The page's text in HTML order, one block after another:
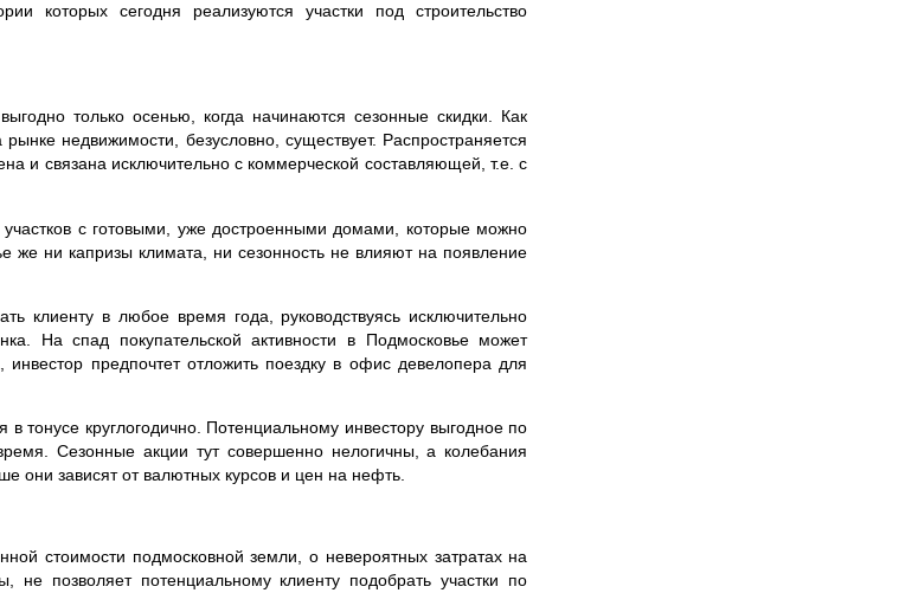
которых сегодня реализуются участки под строительство
только осенью, когда начинаются сезонные скидки. Как
недвижимости, безусловно, существует. Распространяется
и связана исключительно с коммерческой составляющей, т.е. с
с готовыми, уже достроенными домами, которые можно
же ни капризы климата, ни сезонность не влияют на появление
клиенту в любое время года, руководствуясь исключительно
На спад покупательской активности в Подмосковье может
предпочтет отложить поездку в офис девелопера для
тонусе круглогодично. Потенциальному инвестору выгодное по
Сезонные акции тут совершенно нелогичны, а колебания
они зависят от валютных курсов и цен на нефть.
стоимости подмосковной земли, о невероятных затратах на
позволяет потенциальному клиенту подобрать участки по